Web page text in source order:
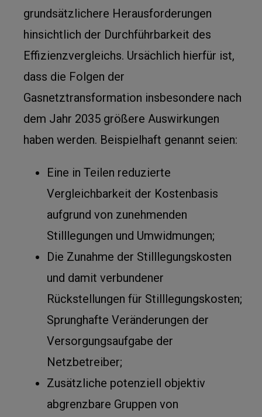
grundsätzlichere Herausforderungen
hinsichtlich der Durchführbarkeit des
Effizienzvergleichs. Ursächlich hierfür ist,
dass die Folgen der
Gasnetztransformation insbesondere nach
dem Jahr 2035 größere Auswirkungen
haben werden. Beispielhaft genannt seien:
Eine in Teilen reduzierte
Vergleichbarkeit der Kostenbasis
aufgrund von zunehmenden
Stilllegungen und Umwidmungen;
Die Zunahme der Stilllegungskosten
und damit verbundener
Rückstellungen für Stilllegungskosten;
Sprunghafte Veränderungen der
Versorgungsaufgabe der
Netzbetreiber;
Zusätzliche potenziell objektiv
abgrenzbare Gruppen von